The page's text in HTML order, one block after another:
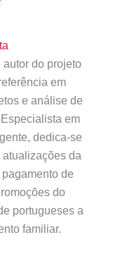
autor do projeto
em
e análise de
em
dedica-se
da
de
do
portugueses a
familiar.